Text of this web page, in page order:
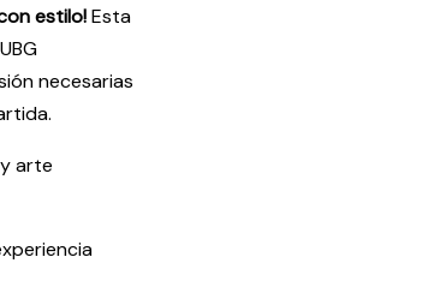
estilo!Esta
necesarias
arte